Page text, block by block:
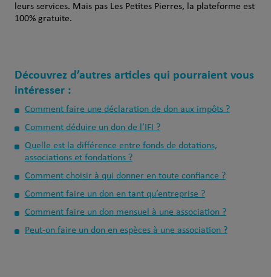
leurs services. Mais pas Les Petites Pierres, la plateforme est
100% gratuite.
Découvrez d’autres articles qui pourraient vous
intéresser :
Comment faire une déclaration de don aux impôts ?
Comment déduire un don de l’IFI ?
Quelle est la différence entre fonds de dotations,
associations et fondations ?
Comment choisir à qui donner en toute confiance ?
Comment faire un don en tant qu’entreprise ?
Comment faire un don mensuel à une association ?
Peut-on faire un don en espèces à une association ?